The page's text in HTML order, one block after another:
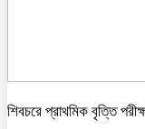
শিবচরে প্রাথমিক বৃত্তি